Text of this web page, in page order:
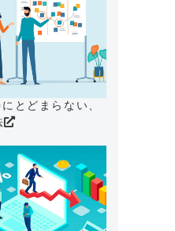
とどまらない、